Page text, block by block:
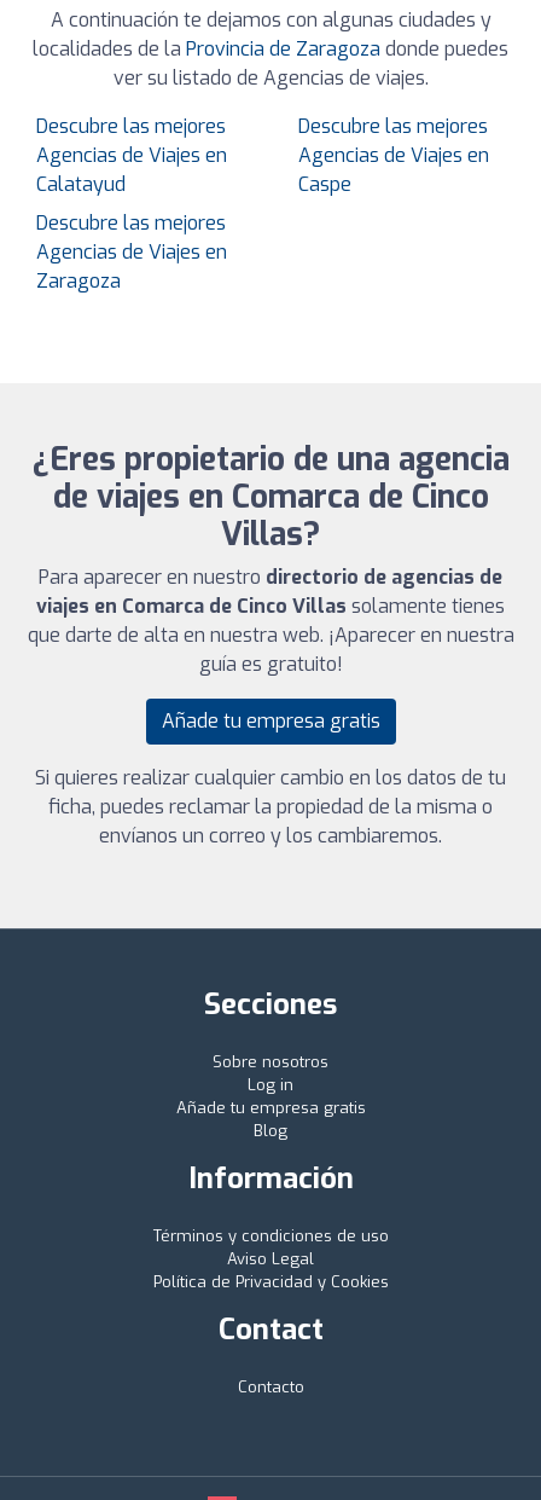
A continuación te dejamos con algunas ciudades y
localidades de la Provincia de Zaragoza donde puedes
ver su listado de Agencias de viajes.
Descubre las mejores
Agencias de Viajes en
Calatayud
Descubre las mejores
Agencias de Viajes en
Caspe
Descubre las mejores
Agencias de Viajes en
Zaragoza
¿Eres propietario de una agencia
de viajes en Comarca de Cinco
Villas?
Para aparecer en nuestro directorio de agencias de
viajes en Comarca de Cinco Villas solamente tienes
que darte de alta en nuestra web. ¡Aparecer en nuestra
guía es gratuito!
Añade tu empresa gratis
Si quieres realizar cualquier cambio en los datos de tu
ficha, puedes reclamar la propiedad de la misma o
envíanos un correo y los cambiaremos.
Secciones
Sobre nosotros
Log in
Añade tu empresa gratis
Blog
Información
Términos y condiciones de uso
Aviso Legal
Política de Privacidad y Cookies
Contact
Contacto